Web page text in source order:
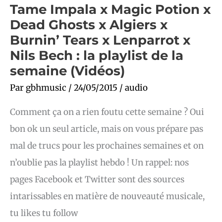
Tame Impala x Magic Potion x
Dead Ghosts x Algiers x
Burnin’ Tears x Lenparrot x
Nils Bech : la playlist de la
semaine (Vidéos)
Par gbhmusic / 24/05/2015 / audio
Comment ça on a rien foutu cette semaine ? Oui
bon ok un seul article, mais on vous prépare pas
mal de trucs pour les prochaines semaines et on
n’oublie pas la playlist hebdo ! Un rappel: nos
pages Facebook et Twitter sont des sources
intarissables en matière de nouveauté musicale,
tu likes tu follow
playlist
la
semaine
(Vidéos)